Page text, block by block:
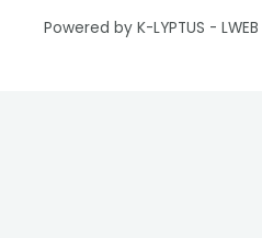
Powered by K-LYPTUS -